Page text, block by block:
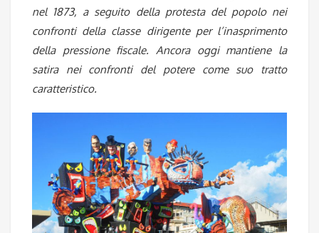
nel 1873, a seguito della protesta del popolo nei
confronti della classe dirigente per l’inasprimento
della pressione fiscale. Ancora oggi mantiene la
satira nei confronti del potere come suo tratto
caratteristico.